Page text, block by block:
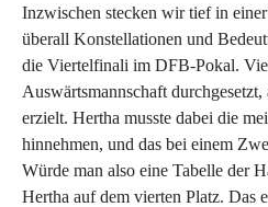
Inzwischen stecken wir tief in
überall Konstellationen und
die Viertelfinali im DFB-Pokal.
Auswärtsmannschaft
erzielt. Hertha musste dabei die
hinnehmen, und das bei einem
Würde man also eine Tabelle der
Hertha auf dem vierten Platz. Das